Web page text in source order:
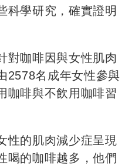
科學研究，確實證明
對咖啡因與女性肌肉
2578名成年女性參與
咖啡與不飲用咖啡習
性的肌肉減少症呈現
喝的咖啡越多，他們